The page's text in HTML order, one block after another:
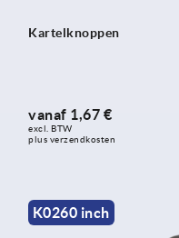
Kartelknoppen
vanaf 1,67 €
excl. BTW
plus verzendkosten
K0260 inch